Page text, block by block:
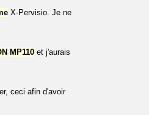
X-Pervisio. Je ne
MP110 et j'aurais
ceci afin d'avoir